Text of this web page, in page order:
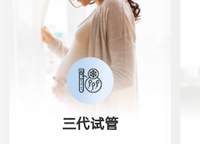
三代试管